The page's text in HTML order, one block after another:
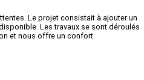
Le projet consistait à ajouter un
Les travaux se sont déroulés
et nous offre un confort